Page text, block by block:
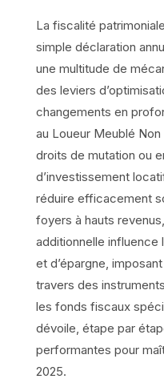
La fiscalité
simple déclaration
une multitude de
des leviers
changements en
au Loueur Meublé
droits de mutation ou
d’investissement
réduire efficacement
foyers à hauts
additionnelle influence
et d’épargne,
travers des
les fonds fiscaux
dévoile, étape par
performantes pour
2025.